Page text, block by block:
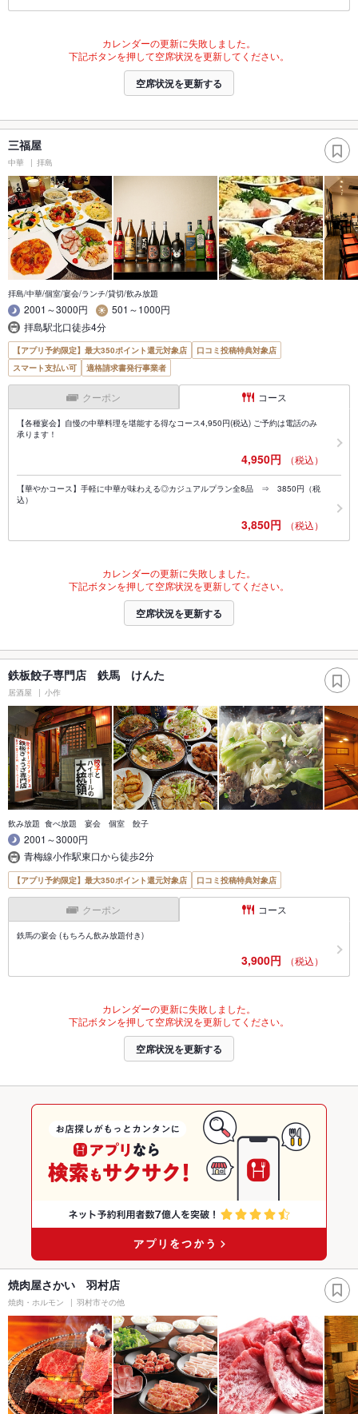
カレンダーの更新に失敗しました。
下記ボタンを押して空席状況を更新してください。
空席状況を更新する
三福屋
中華 拝島
拝島/中華/個室/宴会/ランチ/貸切/飲み放題
2001～3000円
501～1000円
拝島駅北口徒歩4分
【アプリ予約限定】最大350ポイント還元対象店
口コミ投稿特典対象店
スマート支払い可
適格請求書発行事業者
クーポン コース
【各種宴会】自慢の中華料理を堪能する得なコース4,950円(税込) ご予約は電話のみ
承ります！
4,950円 （税込）
【華やかコース】手軽に中華が味わえる◎カジュアルプラン全8品 ⇒ 3850円（税
込）
3,850円 （税込）
カレンダーの更新に失敗しました。
下記ボタンを押して空席状況を更新してください。
空席状況を更新する
鉄板餃子専門店 鉄馬 けんた
居酒屋 小作
飲み放題 食べ放題 宴会 個室 餃子
2001～3000円
青梅線小作駅東口から徒歩2分
【アプリ予約限定】最大350ポイント還元対象店 口コミ投稿特典対象店
クーポン コース
鉄馬の宴会 (もちろん飲み放題付き)
3,900円 （税込）
カレンダーの更新に失敗しました。
下記ボタンを押して空席状況を更新してください。
空席状況を更新する
焼肉屋さかい 羽村店
焼肉・ホルモン 羽村市その他